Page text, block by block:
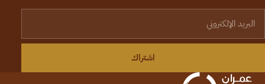
اشتراك